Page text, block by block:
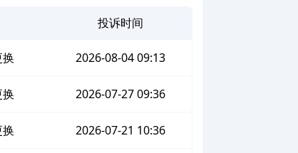
投诉时间
2026-08-04 09:13
2026-07-27 09:36
2026-07-21 10:36